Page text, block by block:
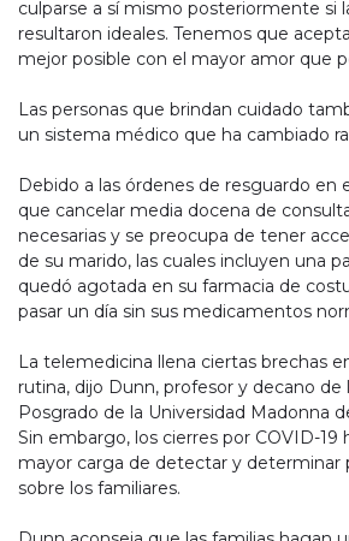
culparse a sí mismo posteriormente si
resultaron ideales. Tenemos que
mejor posible con el mayor amor que
Las personas que brindan cuidado
un sistema médico que ha cambiado
Debido a las órdenes de resguardo en
que cancelar media docena de
necesarias y se preocupa de tener
de su marido, las cuales incluyen una
quedó agotada en su farmacia de
pasar un día sin sus medicamentos
La telemedicina llena ciertas brechas
rutina, dijo Dunn, profesor y decano de
Posgrado de la Universidad Madonna
Sin embargo, los cierres por COVID-19
mayor carga de detectar y determinar
sobre los familiares.